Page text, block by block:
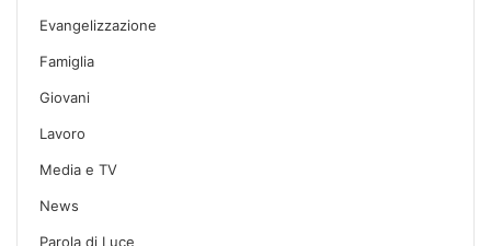
Evangelizzazione
Famiglia
Giovani
Lavoro
Media e TV
News
Parola di Luce